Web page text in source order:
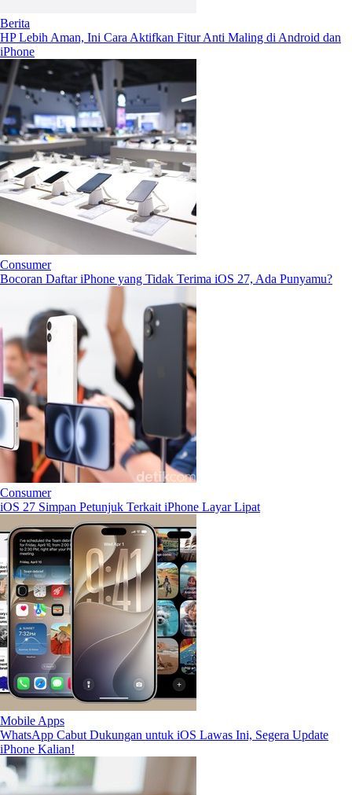
Berita
HP Lebih Aman, Ini Cara Aktifkan Fitur Anti Maling di Android dan
iPhone
Consumer
Bocoran Daftar iPhone yang Tidak Terima iOS 27, Ada Punyamu?
Consumer
iOS 27 Simpan Petunjuk Terkait iPhone Layar Lipat
Mobile Apps
WhatsApp Cabut Dukungan untuk iOS Lawas Ini, Segera Update
iPhone Kalian!